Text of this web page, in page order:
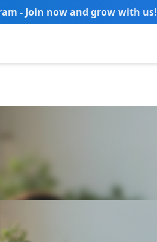
- Join now and grow with us!